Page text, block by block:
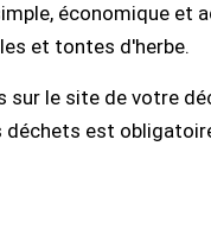
économique et
et tontes d'herbe.
le site de votre
déchets est